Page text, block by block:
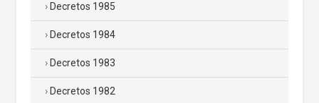
Decretos 1985
Decretos 1984
Decretos 1983
Decretos 1982